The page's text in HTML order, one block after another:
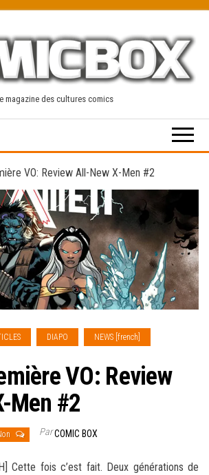
magazine des cultures comics
VO: Review All-New X-Men #2
DIAPO NEWS [french]
VO: Review
Men #2
ParCOMIC BOX
Cette fois c’est fait. Deux générations de